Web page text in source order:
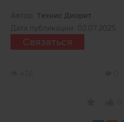
Автор: Технис Диорит
Дата публикации: 02.07.2025
Связаться